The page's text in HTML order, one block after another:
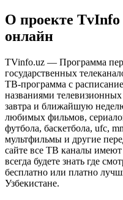
О проекте
онлайн
TVinfo.uz — Программа
государственных
ТВ-программа с
названиями
завтра и ближайшую
любимых фильмов,
футбола, баскетбола, ufc,
мультфильмы и другие
сайте все ТВ каналы
всегда будете знать где
бесплатно или платно
Узбекистане.